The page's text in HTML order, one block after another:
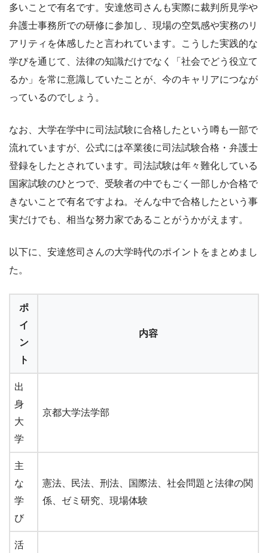
多いことで有名です。安達悠司さんも実際に裁判所見学や
弁護士事務所での研修に参加し、現場の空気感や実務のリ
アリティを体感したと言われています。こうした実践的な
学びを通じて、法律の知識だけでなく「社会でどう役立て
るか」を常に意識していたことが、今のキャリアにつなが
っているのでしょう。
なお、大学在学中に司法試験に合格したという噂も一部で
流れていますが、公式には卒業後に司法試験合格・弁護士
登録をしたとされています。司法試験は年々難化している
国家試験のひとつで、受験者の中でもごく一部しか合格で
きないことで有名ですよね。そんな中で合格したという事
実だけでも、相当な努力家であることがうかがえます。
以下に、安達悠司さんの大学時代のポイントをまとめまし
た。
ポ
イ
ン
ト
内容
出
身
大
学
京都大学法学部
主
な
学
び
憲法、民法、刑法、国際法、社会問題と法律の関
係、ゼミ研究、現場体験
活